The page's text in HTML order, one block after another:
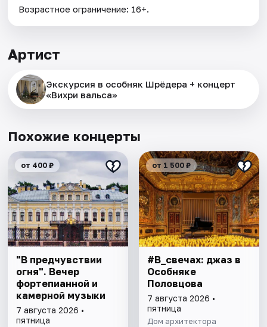
Возрастное ограничение: 16+.
Артист
Экскурсия в особняк Шрёдера + концерт
«Вихри вальса»
Похожие концерты
от 400 ₽
"В предчувствии
огня". Вечер
фортепианной и
камерной музыки
7 августа 2026 •
пятница
от 1 500 ₽
#В_свечах: джаз в
Особняке
Половцова
7 августа 2026 •
пятница
Дом архитектора